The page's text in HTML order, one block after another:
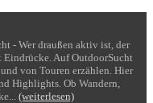
- Wer draußen aktiv ist, der
Auf OutdoorSucht
von Touren erzählen. Hier
Highlights. Ob Wandern,
(weiterlesen)